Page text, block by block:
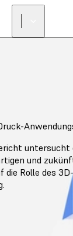
untersucht
und
die Rolle des